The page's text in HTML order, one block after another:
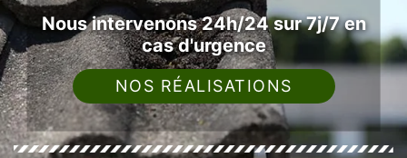
Nous intervenons 24h/24 sur 7j/7 en
cas d'urgence
NOS RÉALISATIONS